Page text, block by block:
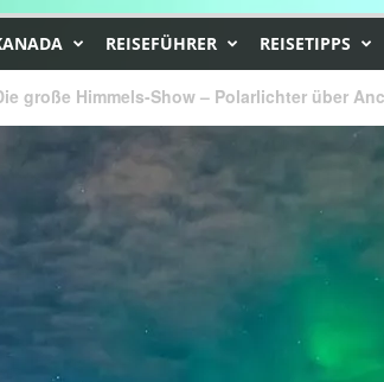
REISEFÜHRER REISETIPPS
große Himmels-Show – Polarlichter über